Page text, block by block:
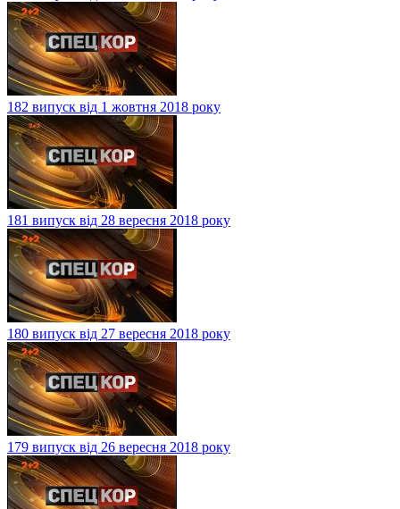
182 випуск від 1 жовтня 2018 року
181 випуск від 28 вересня 2018 року
180 випуск від 27 вересня 2018 року
179 випуск від 26 вересня 2018 року